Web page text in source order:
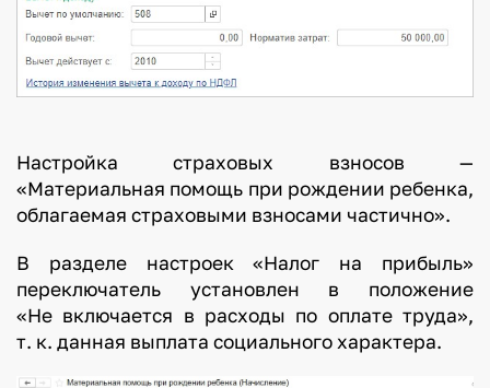
Настройка страховых взносов —
«Материальная помощь при рождении ребенка,
облагаемая страховыми взносами частично».
В разделе настроек «Налог на прибыль»
переключатель установлен в положение
«Не включается в расходы по оплате труда»,
т. к. данная выплата социального характера.